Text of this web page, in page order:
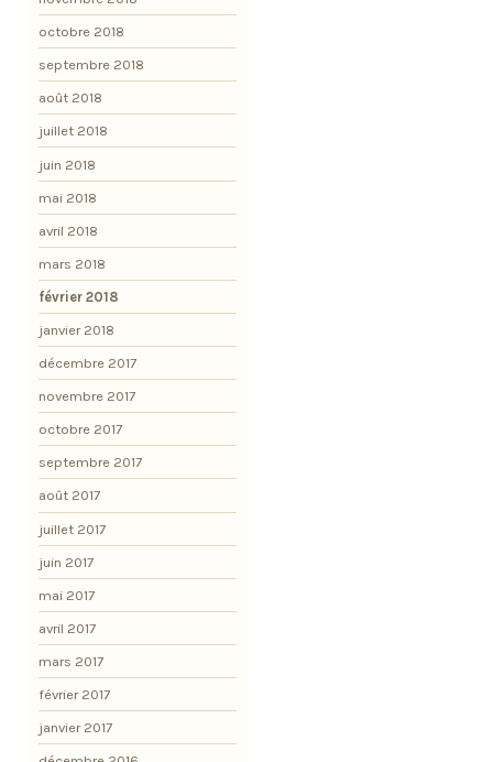
octobre 2018
septembre 2018
août 2018
juillet 2018
juin 2018
mai 2018
avril 2018
mars 2018
février 2018
janvier 2018
décembre 2017
novembre 2017
octobre 2017
septembre 2017
août 2017
juillet 2017
juin 2017
mai 2017
avril 2017
mars 2017
février 2017
janvier 2017